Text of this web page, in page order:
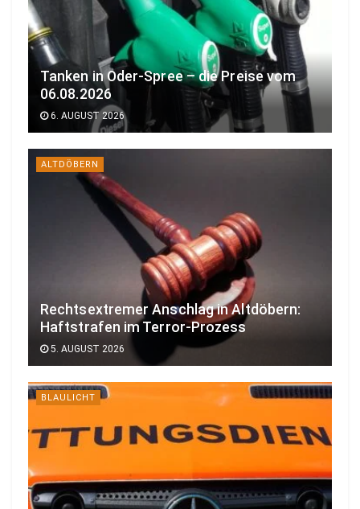
Tanken in Oder-Spree – die Preise vom
06.08.2026
6. AUGUST 2026
ALTDÖBERN
Rechtsextremer Anschlag in Altdöbern:
Haftstrafen im Terror-Prozess
5. AUGUST 2026
BLAULICHT